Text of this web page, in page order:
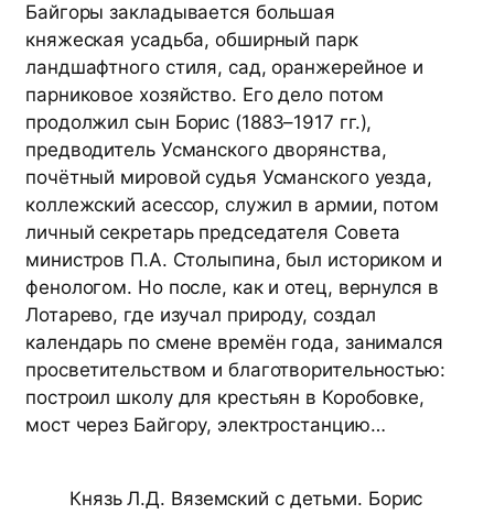
Байгоры закладывается большая
княжеская усадьба, обширный парк
ландшафтного стиля, сад, оранжерейное и
парниковое хозяйство. Его дело потом
продолжил сын Борис (1883–1917 гг.),
предводитель Усманского дворянства,
почётный мировой судья Усманского уезда,
коллежский асессор, служил в армии, потом
личный секретарь председателя Совета
министров П.А. Столыпина, был историком и
фенологом. Но после, как и отец, вернулся в
Лотарево, где изучал природу, создал
календарь по смене времён года, занимался
просветительством и благотворительностью:
построил школу для крестьян в Коробовке,
мост через Байгору, электростанцию…
Князь Л.Д. Вяземский с детьми. Борис